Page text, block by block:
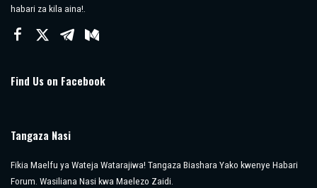
habari za kila aina!.
Find Us on Facebook
Tangaza Nasi
Fikia Maelfu ya Wateja Watarajiwa! Tangaza Biashara Yako kwenye Habari
Forum. Wasiliana Nasi kwa Maelezo Zaidi.